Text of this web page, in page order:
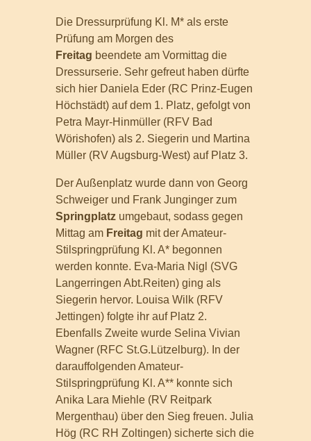
Die Dressurprüfung Kl. M* als erste
Prüfung am Morgen des
Freitag beendete am Vormittag die
Dressurserie. Sehr gefreut haben dürfte
sich hier Daniela Eder (RC Prinz-Eugen
Höchstädt) auf dem 1. Platz, gefolgt von
Petra Mayr-Hinmüller (RFV Bad
Wörishofen) als 2. Siegerin und Martina
Müller (RV Augsburg-West) auf Platz 3.
Der Außenplatz wurde dann von Georg
Schweiger und Frank Junginger zum
Springplatz umgebaut, sodass gegen
Mittag am Freitag mit der Amateur-
Stilspringprüfung Kl. A* begonnen
werden konnte. Eva-Maria Nigl (SVG
Langerringen Abt.Reiten) ging als
Siegerin hervor. Louisa Wilk (RFV
Jettingen) folgte ihr auf Platz 2.
Ebenfalls Zweite wurde Selina Vivian
Wagner (RFC St.G.Lützelburg). In der
darauffolgenden Amateur-
Stilspringprüfung Kl. A** konnte sich
Anika Lara Miehle (RV Reitpark
Mergenthau) über den Sieg freuen. Julia
Hög (RC RH Zoltingen) sicherte sich die